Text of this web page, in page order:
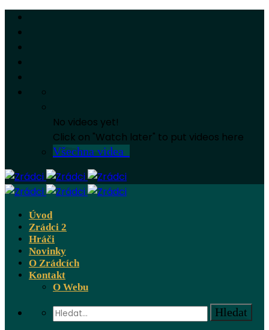
No videos yet!
Click on "Watch later" to put videos here
Všechna videa
Úvod
Zrádci 2
Hráči
Novinky
O Zrádcích
Kontakt
O Webu